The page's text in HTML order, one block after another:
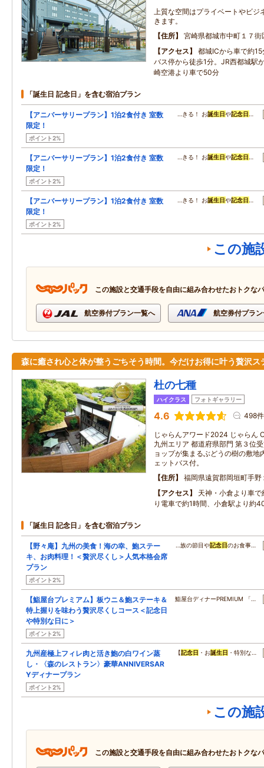
上質な空間はプライベートやビジ
きます。
住所
宮崎県都城市中町１７街
アクセス
都城ICから車で約
バス停から徒歩1分。JR西都城駅
崎空港より車で50分
「誕生日 記念日」を含む宿泊プラン
【アニバーサリープラン】1泊2食付き 室数
限定！
ポイント2%
…きる！ お誕生日や記念日 …
【アニバーサリープラン】1泊2食付き 室数
限定！
ポイント2%
…きる！ お誕生日や記念日 …
【アニバーサリープラン】1泊2食付き 室数
限定！
ポイント2%
…きる！ お誕生日や記念日 …
この施
この施設と交通手段を自由に組み合わせたおトクな
航空券付プラン一覧へ 航空券付プラ
森に癒され心と体が整うごちそう時間。今だけお得に叶う贅沢ス
杜の七種
ハイクラス フォトギャラリー
4.6 498件
じゃらんアワード2024 じゃらん
九州エリア 都道府県部門 第３位
ョップが集まるぶどうの樹の敷地
ェットバス付。
住所
福岡県遠賀郡岡垣町手野
アクセス
天神・小倉より車
り電車で約1時間、小倉駅より約
「誕生日 記念日」を含む宿泊プラン
【野々庵】九州の美食！海の幸、鮑ステー
キ、お肉料理！＜贅沢尽くし＞人気本格会席
プラン
ポイント2%
…族の節目や記念日のお食事…
【鮨屋台プレミアム】板ウニ＆鮑ステーキ＆
特上握りを味わう贅沢尽くしコース＜記念日
や特別な日に＞
ポイント2%
鮨屋台ディナーPREMIUM 「…
九州産極上フィレ肉と活き鮑の白ワイン蒸
し・〈森のレストラン〉豪華ANNIVERSAR
Yディナープラン
ポイント2%
【記念日 ・お誕生日 ・特別な…
この施
この施設と交通手段を自由に組み合わせたおトクな